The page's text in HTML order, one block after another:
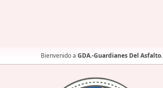
Bienvenido a GDA.-Guardianes Del Asfalto.